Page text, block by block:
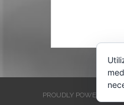
PROUDLY POWERED BY